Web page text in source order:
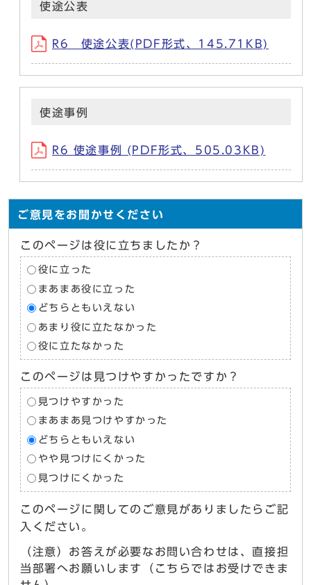
使途公表
R6 使途公表(PDF形式、145.71KB)
使途事例
R6 使途事例 (PDF形式、505.03KB)
ご意見をお聞かせください
このページは役に立ちましたか？
役に立った
まあまあ役に立った
どちらともいえない
あまり役に立たなかった
役に立たなかった
このページは見つけやすかったですか？
見つけやすかった
まあまあ見つけやすかった
どちらともいえない
やや見つけにくかった
見つけにくかった
このページに関してのご意見がありましたらご記
入ください。
（注意）お答えが必要なお問い合わせは、直接担
当部署へお願いします（こちらではお受けできま